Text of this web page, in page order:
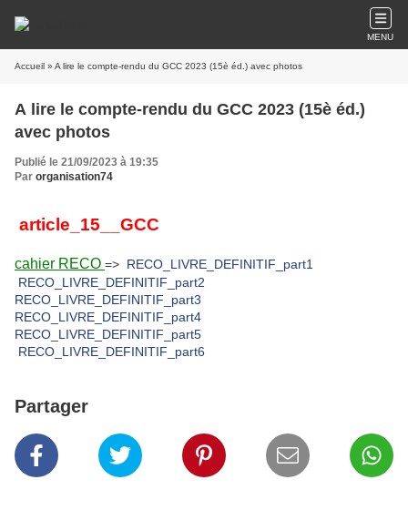
MENU
Accueil » A lire le compte-rendu du GCC 2023 (15è éd.) avec photos
A lire le compte-rendu du GCC 2023 (15è éd.)
avec photos
Publié le 21/09/2023 à 19:35
Par organisation74
article_15__GCC
cahier RECO => RECO_LIVRE_DEFINITIF_part1
RECO_LIVRE_DEFINITIF_part2
RECO_LIVRE_DEFINITIF_part3
RECO_LIVRE_DEFINITIF_part4
RECO_LIVRE_DEFINITIF_part5
RECO_LIVRE_DEFINITIF_part6
Partager